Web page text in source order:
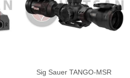
Sig Sauer TANGO-MSR